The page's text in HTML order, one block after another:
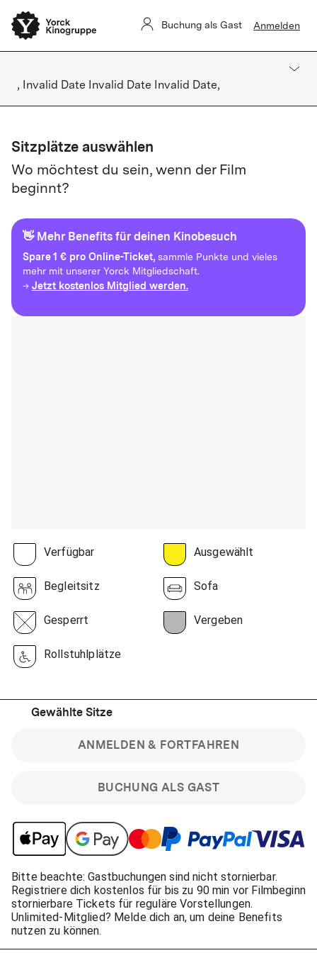
Buchung als Gast Anmelden
, Invalid Date Invalid Date Invalid Date,
Sitzplätze auswählen
Wo möchtest du sein, wenn der Film
beginnt?
👋 Mehr Benefits für deinen Kinobesuch
Spare1 € pro Online-Ticket, sammle Punkte und vieles
mehr mit unserer Yorck Mitgliedschaft.
→ Jetzt kostenlos Mitglied werden.
Verfügbar Ausgewählt
Begleitsitz Sofa
Gesperrt Vergeben
Rollstuhlplätze
Gewählte Sitze
BUCHUNG ALS GAST
ANMELDEN & FORTFAHREN
Bitte beachte: Gastbuchungen sind nicht stornierbar.
Registriere dich kostenlos für bis zu 90 min vor Filmbeginn
stornierbare Tickets für reguläre Vorstellungen.
Unlimited-Mitglied? Melde dich an, um deine Benefits
nutzen zu können.